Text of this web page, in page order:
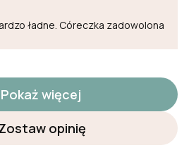
ładne. Córeczka zadowolona
Pokaż więcej
opinię